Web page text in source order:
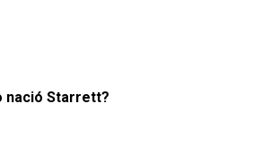
nació Starrett?